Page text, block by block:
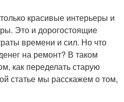
красивые интерьеры и
Это и дорогостоящие
времени и сил. Но что
на ремонт? В таком
как переделать старую
статье мы расскажем о том,